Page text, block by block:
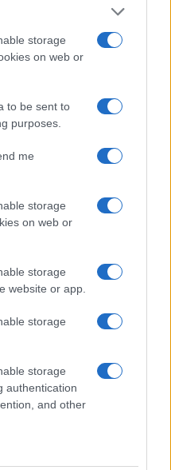
storage
on web or
to be sent to
purposes.
me
storage
on web or
storage
website or app.
storage
storage
authentication
and other
architettura e